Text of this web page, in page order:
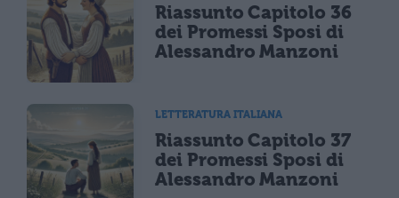
Riassunto Capitolo 36
dei Promessi Sposi di
Alessandro Manzoni
LETTERATURA ITALIANA
Riassunto Capitolo 37
dei Promessi Sposi di
Alessandro Manzoni